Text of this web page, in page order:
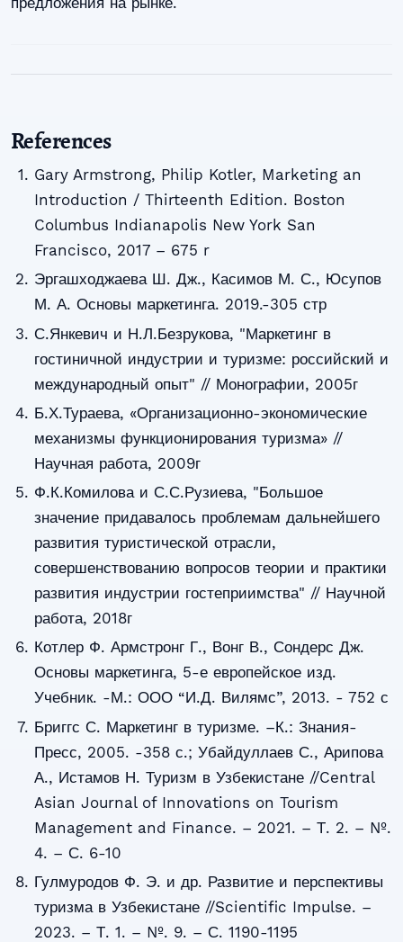
References
Gary Armstrong, Philip Kotler, Marketing an
Introduction / Thirteenth Edition. Boston
Columbus Indianapolis New York San
Francisco, 2017 – 675 r
Эргашходжаева Ш. Дж., Касимов М. С., Юсупов
М. А. Основы маркетинга. 2019.-305 стр
С.Янкевич и Н.Л.Безрукова, "Маркетинг в
гостиничной индустрии и туризме: российский и
международный опыт" // Монографии, 2005г
Б.Х.Тураева, «Организационно-экономические
механизмы функционирования туризма» //
Научная работа, 2009г
Ф.К.Комилова и С.С.Рузиева, "Большое
значение придавалось проблемам дальнейшего
развития туристической отрасли,
совершенствованию вопросов теории и практики
развития индустрии гостеприимства" // Научной
работа, 2018г
Котлер Ф. Армстронг Г., Вонг В., Сондерс Дж.
Основы маркетинга, 5-е европейское изд.
Учебник. -М.: ООО “И.Д. Вилямс”, 2013. - 752 с
Бриггс С. Маркетинг в туризме. –К.: Знания-
Пресс, 2005. -358 с.; Убайдуллаев С., Арипова
А., Истамов Н. Туризм в Узбекистане //Central
Asian Journal of Innovations on Tourism
Management and Finance. – 2021. – Т. 2. – №.
4. – С. 6-10
Гулмуродов Ф. Э. и др. Развитие и перспективы
туризма в Узбекистане //Scientific Impulse. –
2023. – Т. 1. – №. 9. – С. 1190-1195